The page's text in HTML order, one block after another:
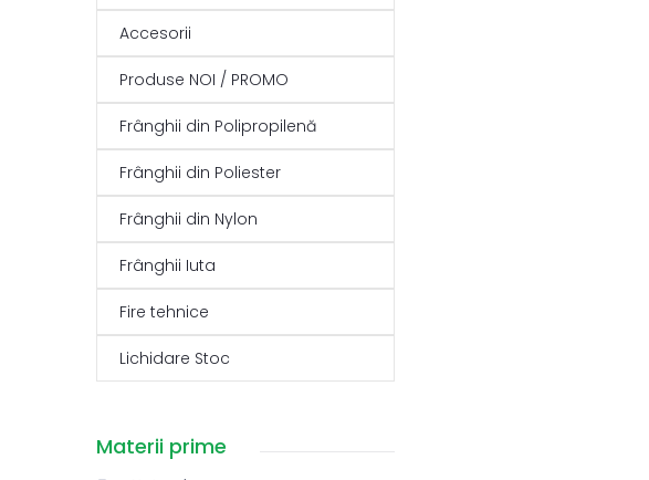
Accesorii
Produse NOI / PROMO
Frânghii din Polipropilenă
Frânghii din Poliester
Frânghii din Nylon
Frânghii Iuta
Fire tehnice
Lichidare Stoc
Materii prime